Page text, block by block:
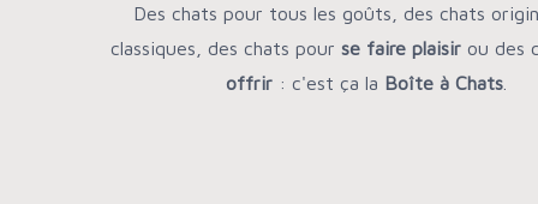
Des chats pour tous les goûts, des chats
classiques, des chats pour se faire plaisirou des
offrir: c'est ça la Boîte à Chats.